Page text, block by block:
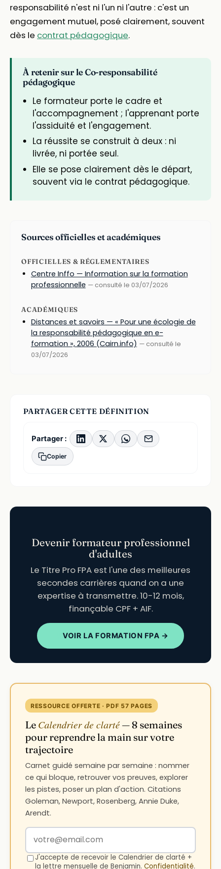
responsabilité n'est ni l'un ni l'autre : c'est un
engagement mutuel, posé clairement, souvent
dès le contrat pédagogique.
À retenir sur le Co-responsabilité
pédagogique
Le formateur porte le cadre et
l'accompagnement ; l'apprenant porte
l'assiduité et l'engagement.
La réussite se construit à deux : ni
livrée, ni portée seul.
Elle se pose clairement dès le départ,
souvent via le contrat pédagogique.
Sources officielles et académiques
OFFICIELLES & RÉGLEMENTAIRES
Centre Inffo — Information sur la formation
professionnelle — consulté le 03/07/2026
ACADÉMIQUES
Distances et savoirs — « Pour une écologie de
la responsabilité pédagogique en e-
formation », 2006 (Cairn.info) — consulté le
03/07/2026
PARTAGER CETTE DÉFINITION
Partager :
Copier
Devenir formateur professionnel
d'adultes
Le Titre Pro FPA est l'une des meilleures
secondes carrières quand on a une
expertise à transmettre. 10-12 mois,
finançable CPF + AIF.
VOIR LA FORMATION FPA →
RESSOURCE OFFERTE · PDF 57 PAGES
Le Calendrier de clarté— 8 semaines
pour reprendre la main sur votre
trajectoire
Carnet guidé semaine par semaine : nommer
ce qui bloque, retrouver vos preuves, explorer
les pistes, poser un plan d'action. Citations
Goleman, Newport, Rosenberg, Annie Duke,
Arendt.
Votre adresse email
J'accepte de recevoir le Calendrier de clarté +
la lettre mensuelle de Benjamin. Confidentialité.